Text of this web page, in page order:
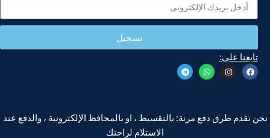
تسجيل
تابعنا على:
نحن نقدم طرق دفع مرنة: بالتقسيط ، او بالمحافظ الإلكترونية ، والدفع عند
الاستلام لراحتك